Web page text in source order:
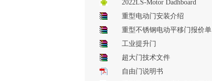
2022LS-Motor Dadhboard
重型电动门安装介绍
重型不锈钢电动平移门报价单
工业提升门
超大门技术文件
自由门说明书